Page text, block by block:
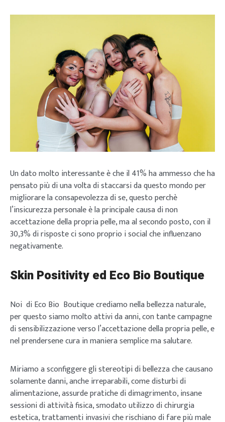
Un dato molto interessante è che il 41% ha ammesso che ha
pensato più di una volta di staccarsi da questo mondo per
migliorare la consapevolezza di se, questo perchè
l’insicurezza personale è la principale causa di non
accettazione della propria pelle, ma al secondo posto, con il
30,3% di risposte ci sono proprio i social che influenzano
negativamente.
Skin Positivity ed Eco Bio Boutique
Noi di Eco Bio Boutique crediamo nella bellezza naturale,
per questo siamo molto attivi da anni, con tante campagne
di sensibilizzazione verso l’accettazione della propria pelle, e
nel prendersene cura in maniera semplice ma salutare.
Miriamo a sconfiggere gli stereotipi di bellezza che causano
solamente danni, anche irreparabili, come disturbi di
alimentazione, assurde pratiche di dimagrimento, insane
sessioni di attività fisica, smodato utilizzo di chirurgia
estetica, trattamenti invasivi che rischiano di fare più male